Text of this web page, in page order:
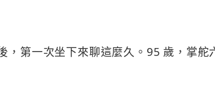
，第一次坐下來聊這麼久。95 歲，掌舵